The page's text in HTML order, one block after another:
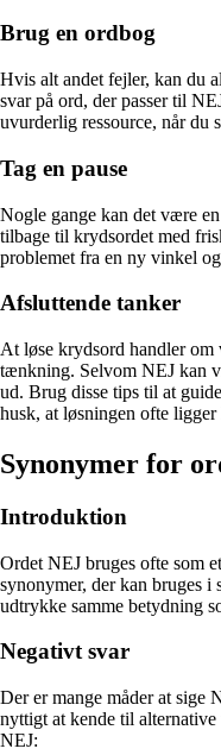
Brug en ordbog
Hvis alt andet fejler, kan du
svar på ord, der passer til
uvurderlig ressource, når du
Tag en pause
Nogle gange kan det være
tilbage til krydsordet med
problemet fra en ny vinkel
Afsluttende tanker
At løse krydsord handler
tænkning. Selvom NEJ kan
ud. Brug disse tips til at
husk, at løsningen ofte
Synonymer for
Introduktion
Ordet NEJ bruges ofte som
synonymer, der kan bruges i
udtrykke samme betydning
Negativt svar
Der er mange måder at sige
nyttigt at kende til
NEJ: